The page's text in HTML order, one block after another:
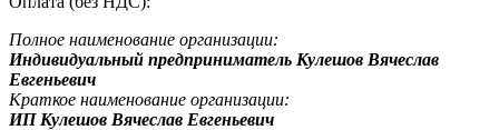
Полное наименование организации:
Индивидуальный предприниматель Кулешов Вячеслав
Евгеньевич
Краткое наименование организации:
ИП Кулешов Вячеслав Евгеньевич